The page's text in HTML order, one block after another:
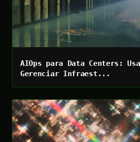
AIOps para Data Centers:
Gerenciar Infraest...